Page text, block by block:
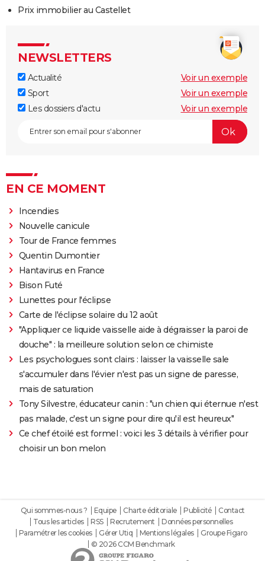
Prix immobilier au Castellet
NEWSLETTERS
Actualité
Voir un exemple
Sport
Voir un exemple
Les dossiers d'actu
Voir un exemple
EN CE MOMENT
Incendies
Nouvelle canicule
Tour de France femmes
Quentin Dumontier
Hantavirus en France
Bison Futé
Lunettes pour l'éclipse
Carte de l'éclipse solaire du 12 août
"Appliquer ce liquide vaisselle aide à dégraisser la paroi de
douche" : la meilleure solution selon ce chimiste
Les psychologues sont clairs : laisser la vaisselle sale
s'accumuler dans l'évier n'est pas un signe de paresse,
mais de saturation
Tony Silvestre, éducateur canin : "un chien qui éternue n'est
pas malade, c'est un signe pour dire qu'il est heureux"
Ce chef étoilé est formel : voici les 3 détails à vérifier pour
choisir un bon melon
Qui sommes-nous ? Equipe Charte éditoriale Publicité
Contact
Tous les articles
RSS Recrutement
Données personnelles
Paramétrer les cookies
Gérer Utiq Mentions légales
Groupe Figaro
© 2026 CCM Benchmark